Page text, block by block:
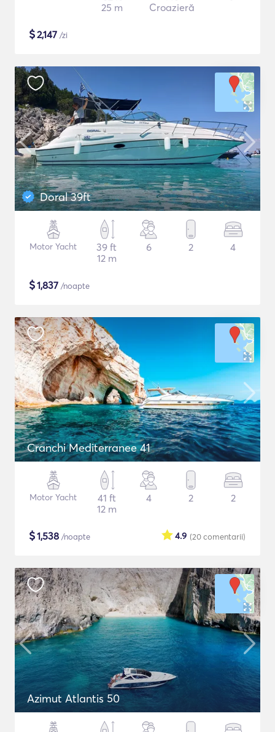
25 m
Croazieră
$2,147 /zi
Doral 39ft
Motor Yacht
39 ft
12 m
6 2 4
$1,837 /noapte
Cranchi Mediterranee 41
Motor Yacht
41 ft
12 m
4 2 2
$1,538 /noapte (20comentarii)
4.9
Azimut Atlantis 50